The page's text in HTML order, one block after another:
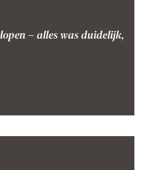
– alles was duidelijk,